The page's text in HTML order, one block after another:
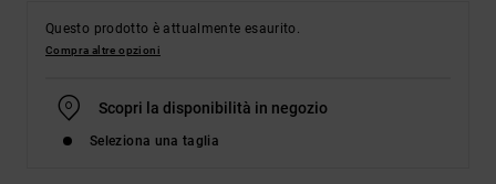
Questo prodotto è attualmente esaurito.
Compra altre opzioni
Scopri la disponibilità in negozio
Seleziona una taglia